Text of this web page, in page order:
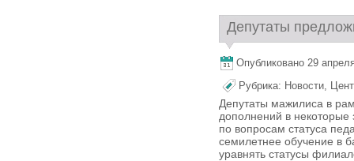
Депутаты
Опубликовано 29
Рубрика: Новости,
Депутаты мажилиса в
дополнений в некоторые
по вопросам статуса
семилетнее обучение в
уравнять статусы